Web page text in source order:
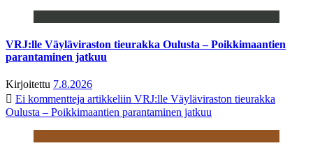
VRJ:lle Väyläviraston tieurakka Oulusta – Poikkimaantien
parantaminen jatkuu
Kirjoitettu 7.8.2026
Ei kommentteja artikkeliin VRJ:lle Väyläviraston tieurakka
Oulusta – Poikkimaantien parantaminen jatkuu